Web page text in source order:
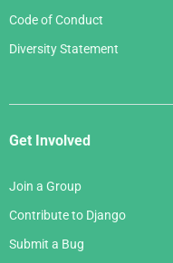
Code of Conduct
Diversity Statement
Get Involved
Join a Group
Contribute to Django
Submit a Bug